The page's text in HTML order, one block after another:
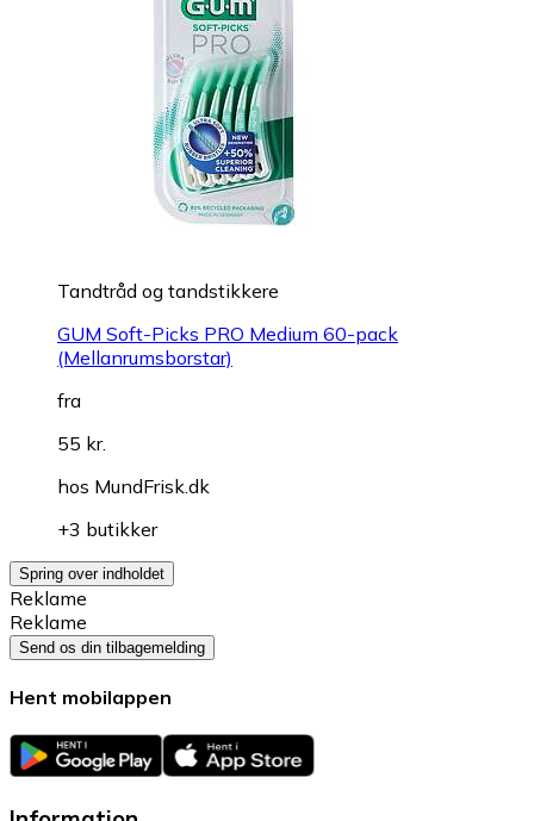
Tandtråd og tandstikkere
GUM Soft-Picks PRO Medium 60-pack
(Mellanrumsborstar)
fra
55 kr.
hos MundFrisk.dk
+3 butikker
Spring over indholdet
Reklame
Reklame
Send os din tilbagemelding
Hent mobilappen